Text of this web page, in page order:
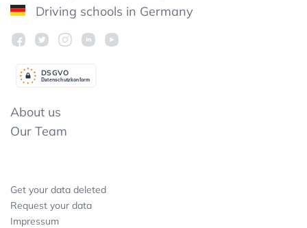
Driving schools in Germany
Datenschutzkonform
DSGVO
About us
Our Team
Get your data deleted
Request your data
Impressum